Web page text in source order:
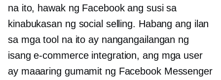
na ito, hawak ng Facebook ang susi sa
kinabukasan ng social selling. Habang ang ilan
sa mga tool na ito ay nangangailangan ng
isange-commerceintegration, ang mga user
ay maaaring gumamit ng Facebook Messenger